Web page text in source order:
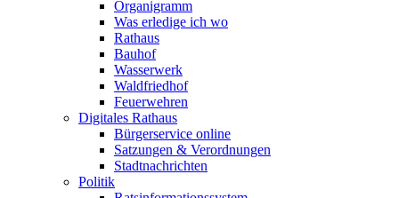
Organigramm
Was erledige ich wo
Rathaus
Bauhof
Wasserwerk
Waldfriedhof
Feuerwehren
Digitales Rathaus
Bürgerservice online
Satzungen & Verordnungen
Stadtnachrichten
Politik